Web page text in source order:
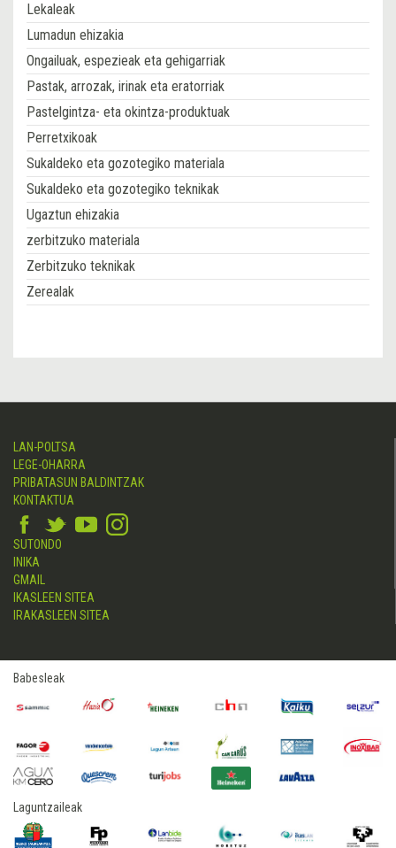
Lekaleak
Lumadun ehizakia
Ongailuak, espezieak eta gehigarriak
Pastak, arrozak, irinak eta eratorriak
Pastelgintza- eta okintza-produktuak
Perretxikoak
Sukaldeko eta gozotegiko materiala
Sukaldeko eta gozotegiko teknikak
Ugaztun ehizakia
zerbitzuko materiala
Zerbitzuko teknikak
Zerealak
LAN-POLTSA
LEGE-OHARRA
PRIBATASUN BALDINTZAK
KONTAKTUA
SUTONDO
INIKA
GMAIL
IKASLEEN SITEA
IRAKASLEEN SITEA
Babesleak
Laguntzaileak